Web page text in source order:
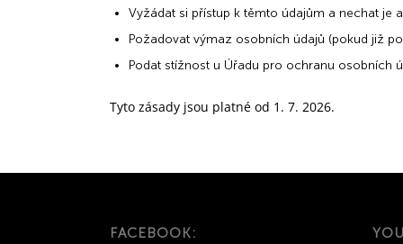
Vyžádat si přístup k těmto údajům a nechat je
Požadovat výmaz osobních údajů (pokud již
Podat stížnost u Úřadu pro ochranu osobních
Tyto zásady jsou platné od 1. 7. 2026.
FACEBOOK: